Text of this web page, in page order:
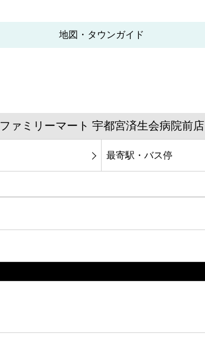
地図・タウンガイド
ファミリーマート 宇都宮済生会病院前店
最寄駅・バス停